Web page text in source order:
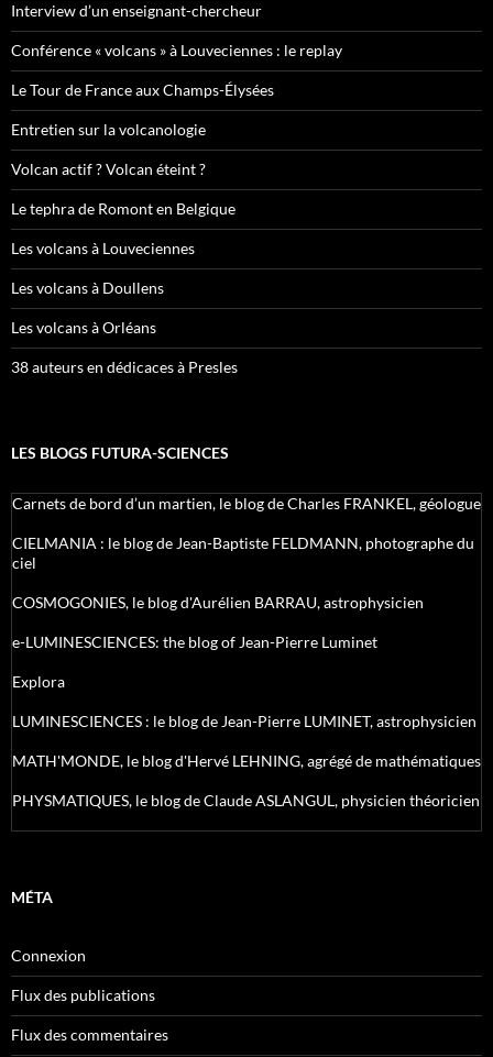
Interview d’un enseignant-chercheur
Conférence « volcans » à Louveciennes : le replay
Le Tour de France aux Champs-Élysées
Entretien sur la volcanologie
Volcan actif ? Volcan éteint ?
Le tephra de Romont en Belgique
Les volcans à Louveciennes
Les volcans à Doullens
Les volcans à Orléans
38 auteurs en dédicaces à Presles
LES BLOGS FUTURA-SCIENCES
Carnets de bord d’un martien, le blog de Charles FRANKEL, géologue
CIELMANIA : le blog de Jean-Baptiste FELDMANN, photographe du
ciel
COSMOGONIES, le blog d'Aurélien BARRAU, astrophysicien
e-LUMINESCIENCES: the blog of Jean-Pierre Luminet
Explora
LUMINESCIENCES : le blog de Jean-Pierre LUMINET, astrophysicien
MATH'MONDE, le blog d'Hervé LEHNING, agrégé de mathématiques
PHYSMATIQUES, le blog de Claude ASLANGUL, physicien théoricien
MÉTA
Connexion
Flux des publications
Flux des commentaires